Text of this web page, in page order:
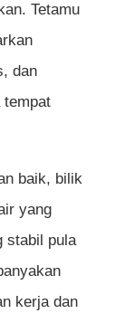
Tetamu
dan
tempat
baik, bilik
yang
stabil pula
kerja dan